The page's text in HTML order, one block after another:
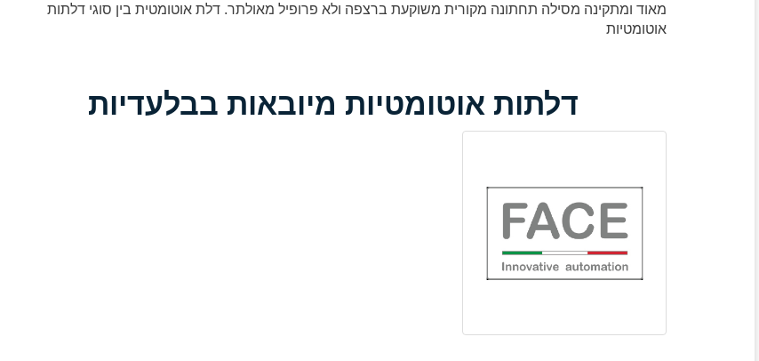
מאוד ומתקינה מסילה תחתונה מקורית משוקעת ברצפה ולא פרופיל מאולתר. דלת אוטומטית בין סוגי דלתות
אוטומטיות
דלתות אוטומטיות מיובאות בבלעדיות